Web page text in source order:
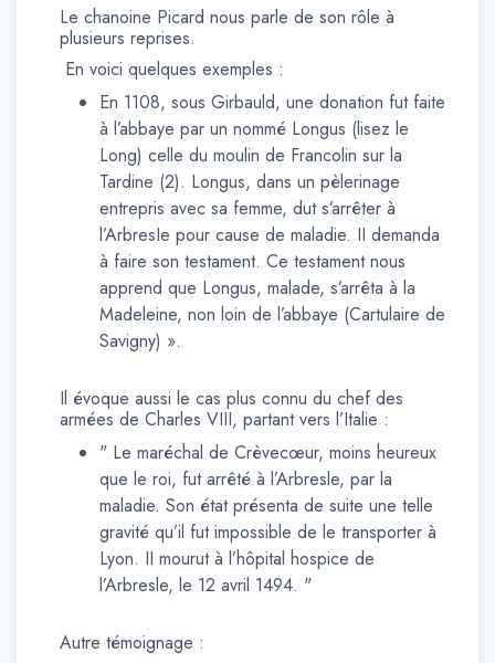
Le chanoine Picard nous parle de son rôle à
plusieurs reprises.
En voici quelques exemples :
En 1108, sous Girbauld, une donation fut faite
à l’abbaye par un nommé Longus (lisez le
Long) celle du moulin de Francolin sur la
Tardine (2). Longus, dans un pèlerinage
entrepris avec sa femme, dut s’arrêter à
l’ArbresIe pour cause de maladie. II demanda
à faire son testament. Ce testament nous
apprend que Longus, malade, s’arrêta à la
Madeleine, non loin de l’abbaye (Cartulaire de
Savigny) ».
Il évoque aussi le cas plus connu du chef des
armées de Charles VIII, partant vers l’Italie :
" Le maréchal de Crèvecœur, moins heureux
que le roi, fut arrêté à l’Arbresle, par la
maladie. Son état présenta de suite une telle
gravité qu’il fut impossible de le transporter à
Lyon. II mourut à l’hôpital hospice de
l’Arbresle, le 12 avril 1494. "
Autre témoignage :